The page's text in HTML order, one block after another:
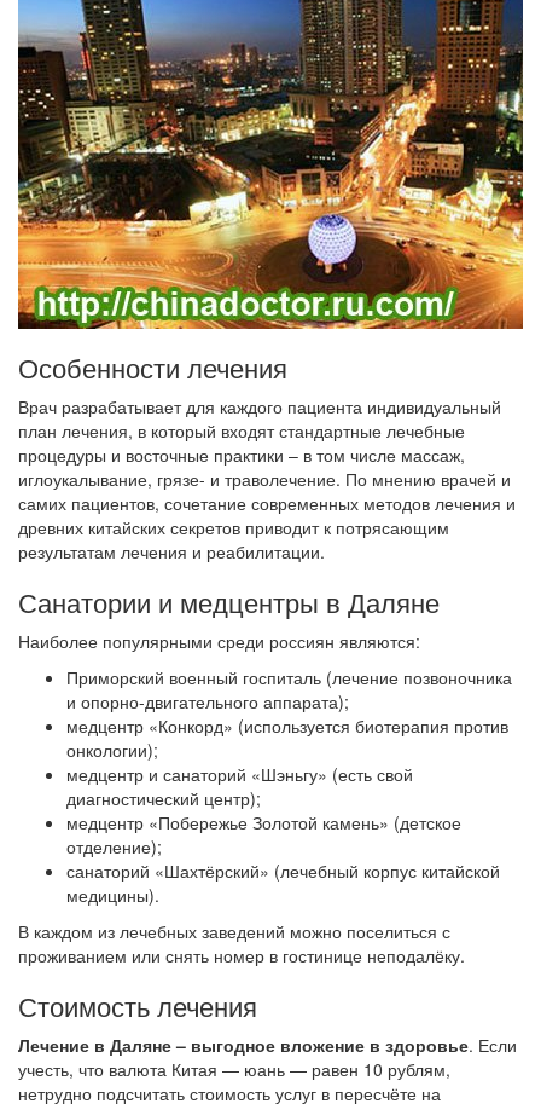
Особенности лечения
Врач разрабатывает для каждого пациента индивидуальный
план лечения, в который входят стандартные лечебные
процедуры и восточные практики – в том числе массаж,
иглоукалывание, грязе- и траволечение. По мнению врачей и
самих пациентов, сочетание современных методов лечения и
древних китайских секретов приводит к потрясающим
результатам лечения и реабилитации.
Санатории и медцентры в Даляне
Наиболее популярными среди россиян являются:
Приморский военный госпиталь (лечение позвоночника
и опорно-двигательного аппарата);
медцентр «Конкорд» (используется биотерапия против
онкологии);
медцентр и санаторий «Шэньгу» (есть свой
диагностический центр);
медцентр «Побережье Золотой камень» (детское
отделение);
санаторий «Шахтёрский» (лечебный корпус китайской
медицины).
В каждом из лечебных заведений можно поселиться с
проживанием или снять номер в гостинице неподалёку.
Стоимость лечения
Лечение в Даляне – выгодное вложение в здоровье. Если
учесть, что валюта Китая — юань — равен 10 рублям,
нетрудно подсчитать стоимость услуг в пересчёте на